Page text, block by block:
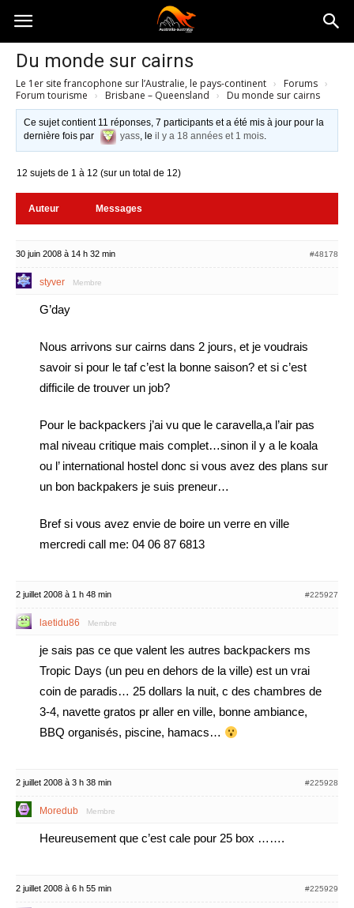
Australia-
australie.com
Du monde sur cairns
Le 1er site francophone sur l’Australie, le pays-continent › Forums ›
Forum tourisme › Brisbane – Queensland › Du monde sur cairns
Ce sujet contient 11 réponses, 7 participants et a été mis à jour pour la
dernière fois par
yass, leil y a 18 années et 1 mois.
12 sujets de 1 à 12 (sur un total de 12)
Auteur Messages
30 juin 2008 à 14 h 32 min #48178
styver Membre
G’day
Nous arrivons sur cairns dans 2 jours, et je voudrais
savoir si pour le taf c’est la bonne saison? et si c’est
difficile de trouver un job?
Pour le backpackers j’ai vu que le caravella,a l’air pas
mal niveau critique mais complet…sinon il y a le koala
ou l’ international hostel donc si vous avez des plans sur
un bon backpakers je suis preneur…
Bref si vous avez envie de boire un verre en ville
mercredi call me: 04 06 87 6813
2 juillet 2008 à 1 h 48 min #225927
laetidu86 Membre
je sais pas ce que valent les autres backpackers ms
Tropic Days (un peu en dehors de la ville) est un vrai
coin de paradis… 25 dollars la nuit, c des chambres de
3-4, navette gratos pr aller en ville, bonne ambiance,
BBQ organisés, piscine, hamacs…
2 juillet 2008 à 3 h 38 min #225928
Moredub Membre
Heureusement que c’est cale pour 25 box …….
2 juillet 2008 à 6 h 55 min #225929